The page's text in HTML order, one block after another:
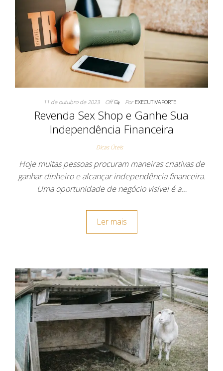
11 de outubro de 2023 Off Por EXECUTIVAFORTE
Revenda Sex Shop e Ganhe Sua
Independência Financeira
Dicas Úteis
Hoje muitas pessoas procuram maneiras criativas de
ganhar dinheiro e alcançar independência financeira.
Uma oportunidade de negócio visível é a…
Ler mais